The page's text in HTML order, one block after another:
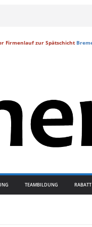
Firmenlauf zur Spätschicht
TEAMBILDUNG RABATT